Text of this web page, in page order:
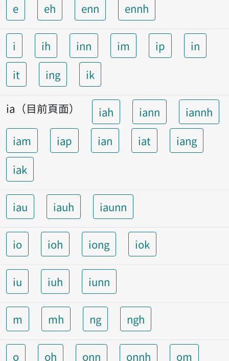
e eh enn ennh
i ih inn im ip
in
it
ing ik
ia（目前頁面） iah iann
iannh
iam
iap ian iat
iang
iak
iau iauh iaunn
io ioh iong iok
iu iuh iunn
m mh ng ngh
o oh onn onnh
om